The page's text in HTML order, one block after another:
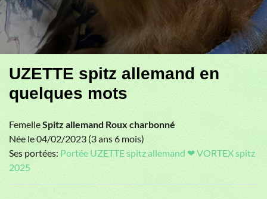
UZETTE spitz allemand en
quelques mots
FemelleSpitz allemand Roux charbonné
Née le 04/02/2023 (3 ans 6 mois)
Ses portées: Portée UZETTE spitz allemand ❤ VORTEX spitz
2025